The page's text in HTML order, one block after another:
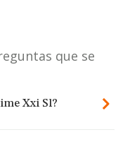
que se
Xxi Sl?